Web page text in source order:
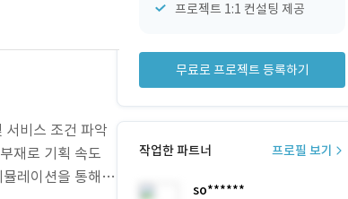
비스 조건 파악
재로 기획 속도
레이션을 통해
프로젝트 1:1 컨설팅 제공
무료로 프로젝트 등록하기
작업한 파트너 프로필 보기
so******